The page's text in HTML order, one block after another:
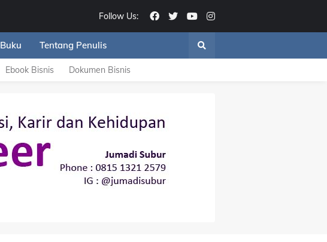
Follow Us:
Buku Tentang Penulis
Ebook Bisnis Dokumen Bisnis